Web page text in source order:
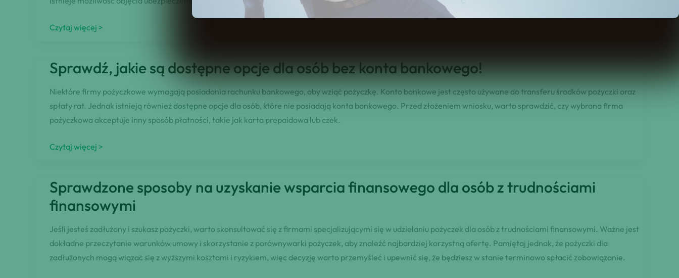
Jakie
spłaty
w
trudnej
sytuacji
Czytaj więcej >
Sprawdź, jakie są dostępne opcje dla osób bez konta bankowego!
Niektóre firmy pożyczkowe wymagają posiadania rachunku bankowego, aby wziąć pożyczkę. Konto bankowe jest często używane do transferu środków pożyczki oraz
spłaty rat. Jednak istnieją również dostępne opcje dla osób, które nie posiadają konta bankowego. Przed złożeniem wniosku, warto sprawdzić, czy wybrana firma
pożyczkowa akceptuje inny sposób płatności, takie jak karta prepaidowa lub czek.
Sprawdź,
dostępne
opcje
osób
bez
konta
Czytaj więcej >
Sprawdzone sposoby na uzyskanie wsparcia finansowego dla osób z trudnościami
finansowymi
Jeśli jesteś zadłużony i szukasz pożyczki, warto skonsultować się z firmami specjalizującymi się w udzielaniu pożyczek dla osób z trudnościami finansowymi. Ważne jest
dokładne przeczytanie warunków umowy i skorzystanie z porównywarki pożyczek, aby znaleźć najbardziej korzystną ofertę. Pamiętaj jednak, że pożyczki dla
zadłużonych mogą wiązać się z wyższymi kosztami i ryzykiem, więc decyzję warto przemyśleć i upewnić się, że będziesz w stanie terminowo spłacić zobowiązanie.